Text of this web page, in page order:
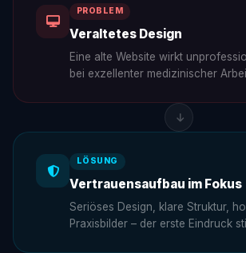
PROBLEM
Veraltetes Design
Eine alte Website wirkt
bei exzellenter medizinischer
LÖSUNG
Vertrauensaufbau im Fokus
Seriöses Design, klare Struktur,
Praxisbilder – der erste Eindruck